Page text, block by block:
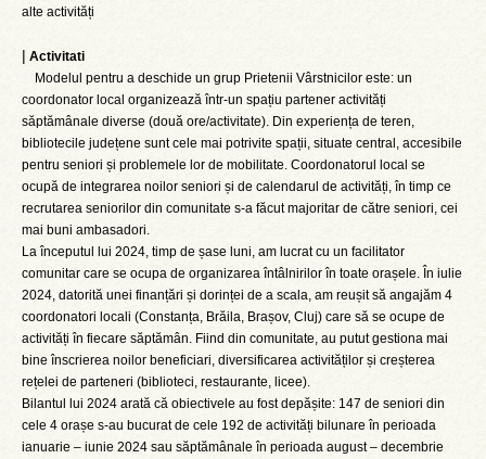
alte activități
| Activitati
Modelul pentru a deschide un grup Prietenii Vârstnicilor este: un
coordonator local organizează într-un spațiu partener activități
săptămânale diverse (două ore/activitate). Din experiența de teren,
bibliotecile județene sunt cele mai potrivite spații, situate central, accesibile
pentru seniori și problemele lor de mobilitate. Coordonatorul local se
ocupă de integrarea noilor seniori și de calendarul de activități, în timp ce
recrutarea seniorilor din comunitate s-a făcut majoritar de către seniori, cei
mai buni ambasadori.
La începutul lui 2024, timp de șase luni, am lucrat cu un facilitator
comunitar care se ocupa de organizarea întâlnirilor în toate orașele. În iulie
2024, datorită unei finanțări și dorinței de a scala, am reușit să angajăm 4
coordonatori locali (Constanța, Brăila, Brașov, Cluj) care să se ocupe de
activități în fiecare săptămân. Fiind din comunitate, au putut gestiona mai
bine înscrierea noilor beneficiari, diversificarea activităților și creșterea
rețelei de parteneri (biblioteci, restaurante, licee).
Bilantul lui 2024 arată că obiectivele au fost depășite: 147 de seniori din
cele 4 orașe s-au bucurat de cele 192 de activități bilunare în perioada
ianuarie – iunie 2024 sau săptămânale în perioada august – decembrie